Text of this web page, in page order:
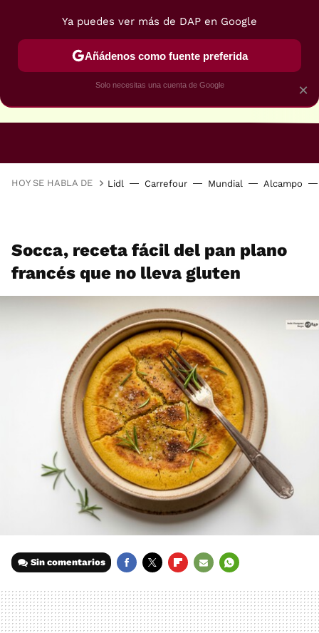
HOY SE HABLA DE Lidl Carrefour Mundial Alcampo
Socca, receta fácil del pan plano
francés que no lleva gluten
Sin comentarios
MAIL
×
Ya puedes ver más de DAP en Google
Añádenos como fuente preferida
Solo necesitas una cuenta de Google